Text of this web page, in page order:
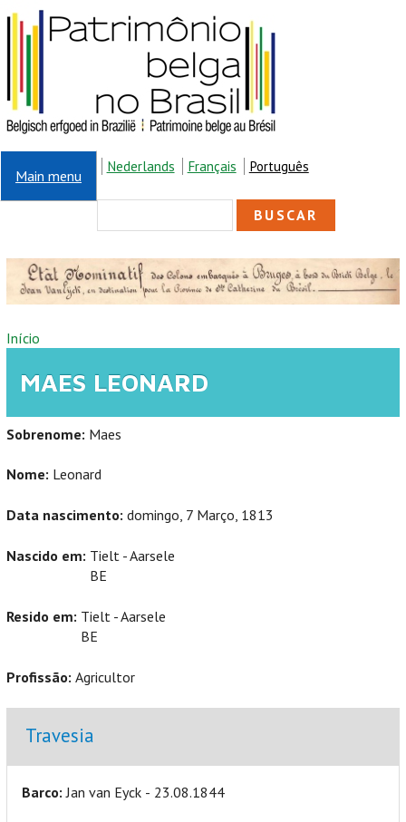
Pular para o conteúdo principal
Main menu
Nederlands Français Português
FORMULÁRIO DE
BUSCA
VOCÊ ESTÁ AQUI
Início
MAES LEONARD
Sobrenome: Maes
Nome: Leonard
Data nascimento: domingo, 7 Março, 1813
Nascido em: Tielt - Aarsele
BE
Resido em: Tielt - Aarsele
BE
Profissão: Agricultor
Ocultar
Travesia
Barco:Jan van Eyck - 23.08.1844